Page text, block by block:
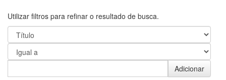
Utilizar filtros para refinar o resultado de busca.